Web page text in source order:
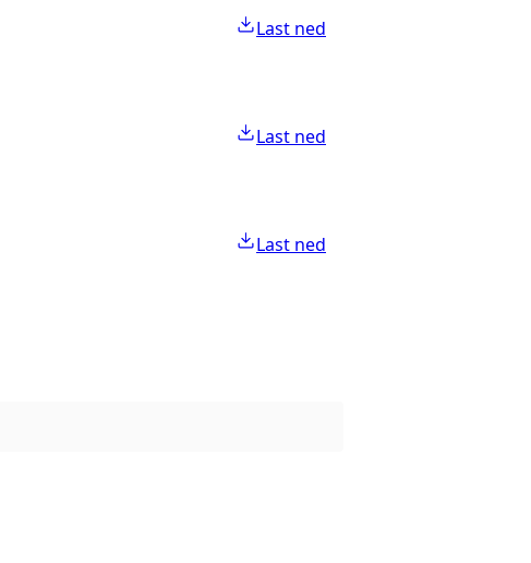
Last ned
Last ned
Last ned